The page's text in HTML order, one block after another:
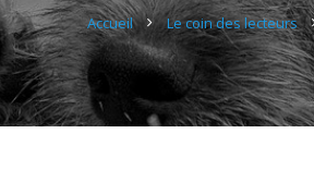
Accueil Le coin des lecteurs